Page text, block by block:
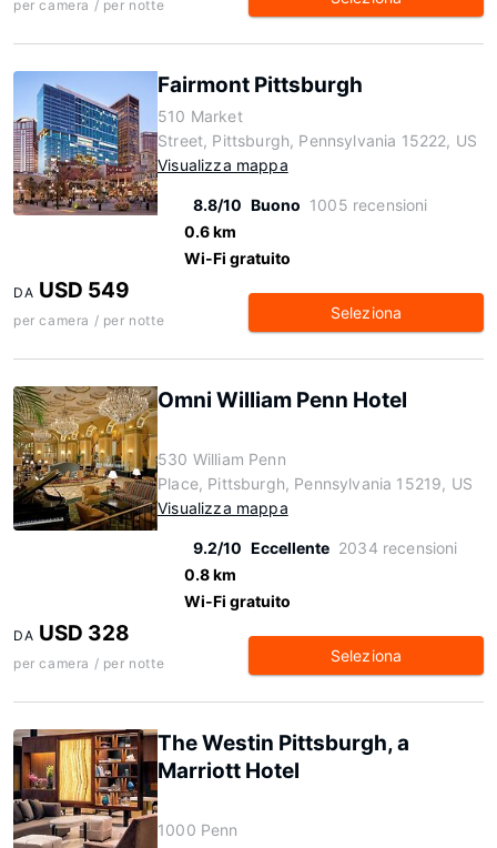
per camera / per notte
Fairmont Pittsburgh
510 Market
Street, Pittsburgh, Pennsylvania 15222, US
Visualizza mappa
8.8/10 Buono 1005 recensioni
0.6 km
Wi-Fi gratuito
DA USD 549
per camera / per notte Seleziona
Omni William Penn Hotel
530 William Penn
Place, Pittsburgh, Pennsylvania 15219, US
Visualizza mappa
9.2/10 Eccellente 2034 recensioni
0.8 km
Wi-Fi gratuito
DA USD 328
per camera / per notte Seleziona
The Westin Pittsburgh, a
Marriott Hotel
1000 Penn